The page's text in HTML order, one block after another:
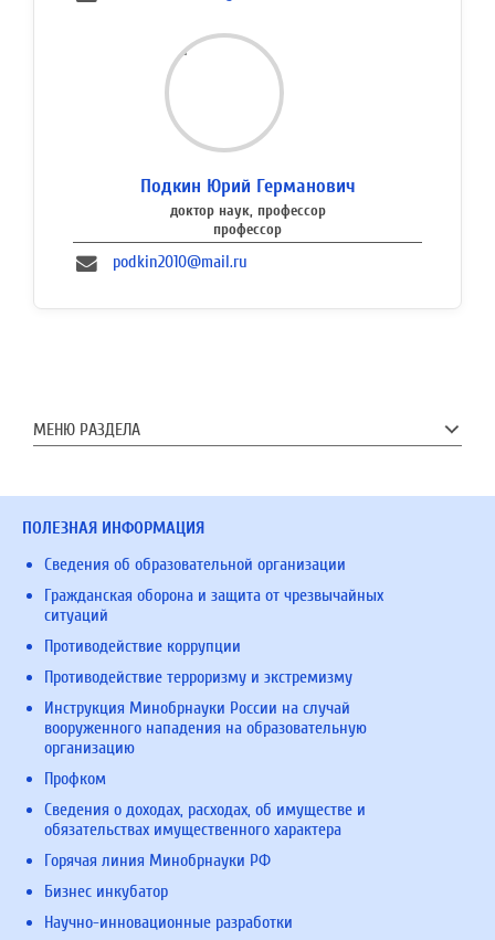
Подкин Юрий Германович
доктор наук, профессор
профессор
podkin2010@mail.ru
МЕНЮ РАЗДЕЛА
ПОЛЕЗНАЯ ИНФОРМАЦИЯ
Сведения об образовательной организации
Гражданская оборона и защита от чрезвычайных
ситуаций
Противодействие коррупции
Противодействие терроризму и экстремизму
Инструкция Минобрнауки России на случай
вооруженного нападения на образовательную
организацию
Профком
Сведения о доходах, расходах, об имуществе и
обязательствах имущественного характера
Горячая линия Минобрнауки РФ
Бизнес инкубатор
Научно-инновационные разработки